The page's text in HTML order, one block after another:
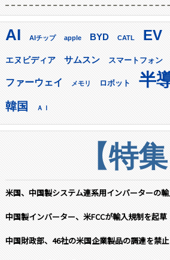
AI AIチップ apple BYD CATL EV
エヌビディア サムスン スマートフォン
ファーウェイ メモリ ロボット 半
韓国 ＡＩ
【特
米国、中国製システム連系用インバーターの
中国製インバーター、米FCCが輸入規制を起
中国財政部、46社の米国企業製品の調達を禁止